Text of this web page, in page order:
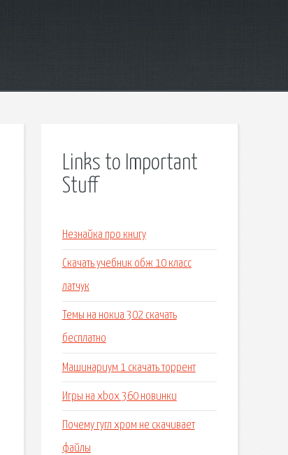
Links to Important
Stuff
Незнайка про книгу
Скачать учебник обж 10 класс
латчук
Темы на нокиа 302 скачать
бесплатно
Машинариум 1 скачать торрент
Игры на xbox 360 новинки
Почему гугл хром не скачивает
файлы